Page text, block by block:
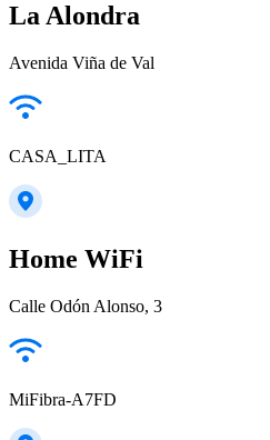
La Alondra
Avenida Viña de Val
CASA_LITA
Home WiFi
Calle Odón Alonso, 3
MiFibra-A7FD